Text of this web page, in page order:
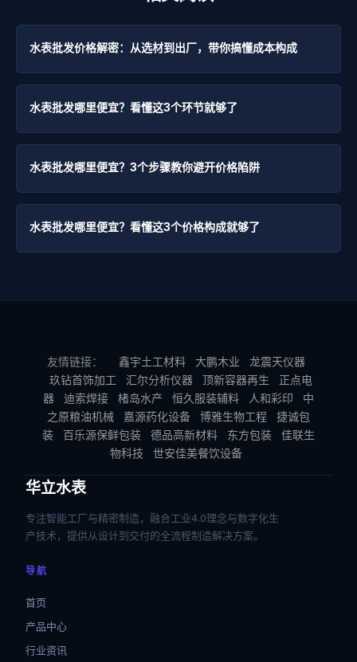
水表批发价格解密：从选材到出厂，带你搞懂成本构成
水表批发哪里便宜？看懂这3个环节就够了
水表批发哪里便宜？3个步骤教你避开价格陷阱
水表批发哪里便宜？看懂这3个价格构成就够了
友情链接： 鑫宇土工材料 大鹏木业
龙震天仪器
玖钻首饰加工
汇尔分析仪器 顶新容器再生
正点电
器
迪索焊接 楮岛水产 恒久服装辅料 人和彩印
中
之原粮油机械
嘉源药化设备 博雅生物工程
捷诚包
装
百乐源保鲜包装 德品高新材料 东方包装
佳联生
物科技
世安佳美餐饮设备
华立水表
专注智能工厂与精密制造，融合工业4.0理念与数字化生
产技术，提供从设计到交付的全流程制造解决方案。
导航
首页
产品中心
行业资讯